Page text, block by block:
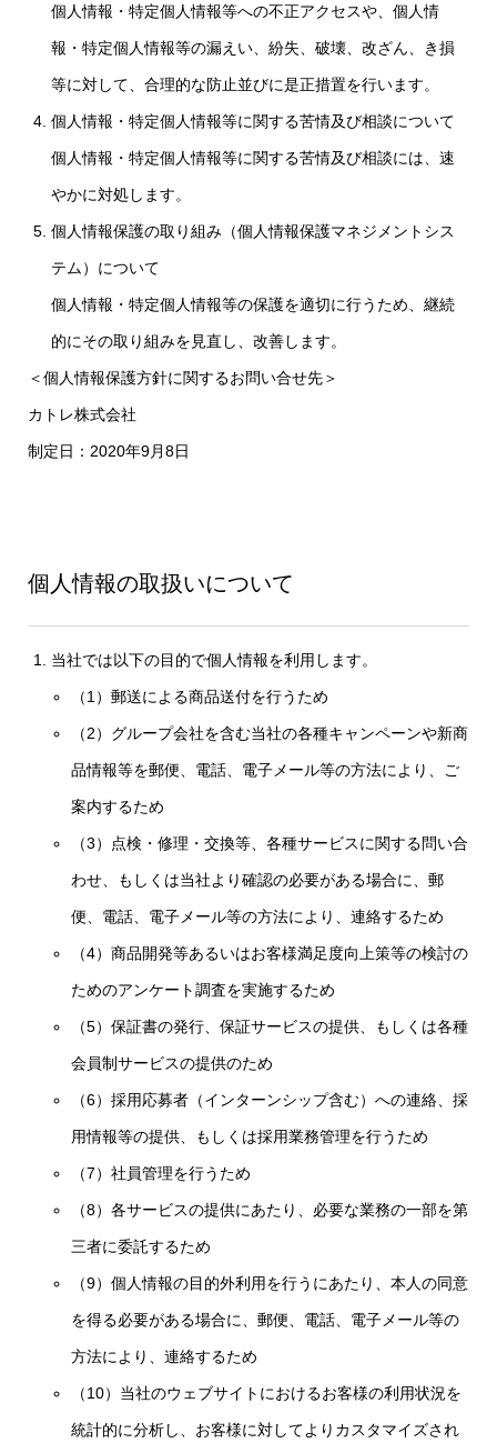
個人情報・特定個人情報等への不正アクセスや、個人情
報・特定個人情報等の漏えい、紛失、破壊、改ざん、き損
等に対して、合理的な防止並びに是正措置を行います。
個人情報・特定個人情報等に関する苦情及び相談について
個人情報・特定個人情報等に関する苦情及び相談には、速
やかに対処します。
個人情報保護の取り組み（個人情報保護マネジメントシス
テム）について
個人情報・特定個人情報等の保護を適切に行うため、継続
的にその取り組みを見直し、改善します。
＜個人情報保護方針に関するお問い合せ先＞
カトレ株式会社
制定日：2020年9月8日
個人情報の取扱いについて
当社では以下の目的で個人情報を利用します。
（1）郵送による商品送付を行うため
（2）グループ会社を含む当社の各種キャンペーンや新商
品情報等を郵便、電話、電子メール等の方法により、ご
案内するため
（3）点検・修理・交換等、各種サービスに関する問い合
わせ、もしくは当社より確認の必要がある場合に、郵
便、電話、電子メール等の方法により、連絡するため
（4）商品開発等あるいはお客様満足度向上策等の検討の
ためのアンケート調査を実施するため
（5）保証書の発行、保証サービスの提供、もしくは各種
会員制サービスの提供のため
（6）採用応募者（インターンシップ含む）への連絡、採
用情報等の提供、もしくは採用業務管理を行うため
（7）社員管理を行うため
（8）各サービスの提供にあたり、必要な業務の一部を第
三者に委託するため
（9）個人情報の目的外利用を行うにあたり、本人の同意
を得る必要がある場合に、郵便、電話、電子メール等の
方法により、連絡するため
（10）当社のウェブサイトにおけるお客様の利用状況を
統計的に分析し、お客様に対してよりカスタマイズされ